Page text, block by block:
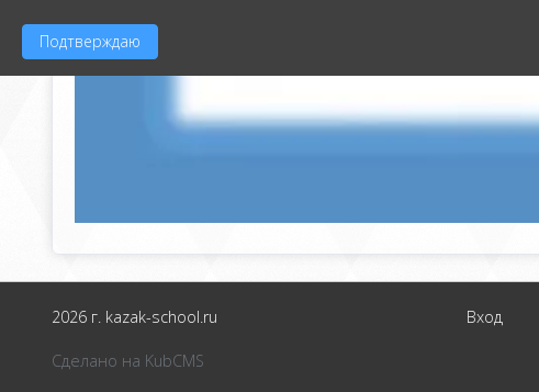
2026 г. kazak-school.ru Вход
Сделано на KubCMS
Подтверждаю